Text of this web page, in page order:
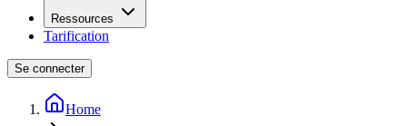
Ressources
Tarification
Se connecter
Home